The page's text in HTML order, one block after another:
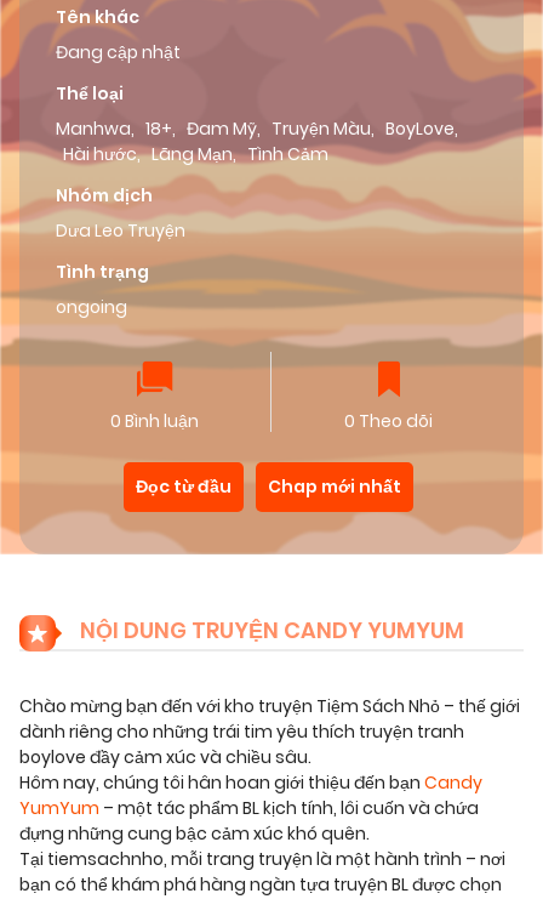
Tên khác
Đang cập nhật
Thể loại
Manhwa, 18+, Đam Mỹ, Truyện Màu, BoyLove,
Hài hước, Lãng Mạn, Tình Cảm
Nhóm dịch
Dưa Leo Truyện
Tình trạng
ongoing
0 Bình luận 0 Theo dõi
Đọc từ đầu Chap mới nhất
NỘI DUNG TRUYỆN CANDY YUMYUM
Chào mừng bạn đến với kho truyện Tiệm Sách Nhỏ – thế giới
dành riêng cho những trái tim yêu thích truyện tranh
boylove đầy cảm xúc và chiều sâu.
Hôm nay, chúng tôi hân hoan giới thiệu đến bạn Candy
YumYum – một tác phẩm BL kịch tính, lôi cuốn và chứa
đựng những cung bậc cảm xúc khó quên.
Tại tiemsachnho, mỗi trang truyện là một hành trình – nơi
bạn có thể khám phá hàng ngàn tựa truyện BL được chọn